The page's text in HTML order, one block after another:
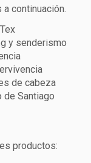
continuación.
y senderismo
de cabeza
de Santiago
productos: